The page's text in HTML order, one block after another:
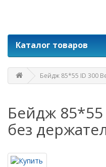
Каталог товаров
Бейдж 85*55 ID 300
Бейдж
без